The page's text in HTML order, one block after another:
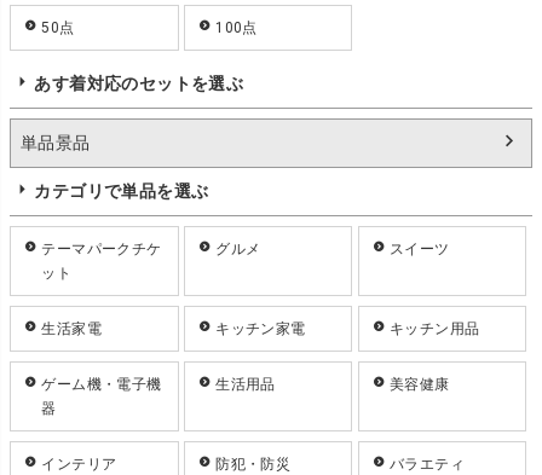
50点 100点
あす着対応のセットを選ぶ
単品景品
カテゴリで単品を選ぶ
テーマパークチケ
ット
グルメ スイーツ
生活家電 キッチン家電 キッチン用品
ゲーム機・電子機
器
生活用品 美容健康
インテリア 防犯・防災 バラエティ